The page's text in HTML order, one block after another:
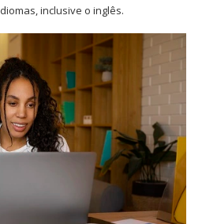
inclusive o inglês.